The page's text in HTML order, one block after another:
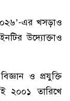
এর খসড়াও
উদ্যোক্তাও
ও প্রযুক্তি
২০০১ তারিখে